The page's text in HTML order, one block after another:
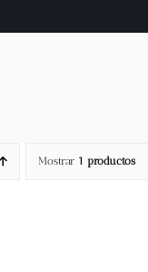
Mostrar 1 productos